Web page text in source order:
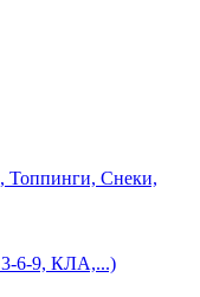
Топпинги, Снеки,
6-9, КЛА,...)